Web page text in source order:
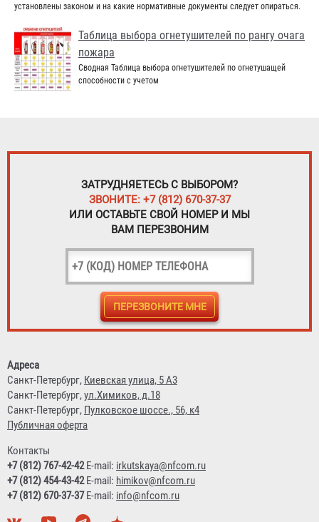
установлены законом и на какие нормативные документы следует опираться.
Таблица выбора огнетушителей по рангу очага
пожара
Сводная Таблица выбора огнетушителей по огнетушащей
способности с учетом
ЗАТРУДНЯЕТЕСЬ С ВЫБОРОМ?
ЗВОНИТЕ: +7 (812) 670-37-37
ИЛИ ОСТАВЬТЕ СВОЙ НОМЕР И МЫ
ВАМ ПЕРЕЗВОНИМ
Адреса
Санкт-Петербург, Киевская улица, 5 А3
Санкт-Петербург,ул.Химиков, д.18
Санкт-Петербург, Пулковское шоссе., 56, к4
Публичная оферта
Контакты
+7 (812) 767-42-42E-mail: irkutskaya@nfcom.ru
+7 (812) 454-43-42E-mail: himikov@nfcom.ru
+7 (812) 670-37-37E-mail: info@nfcom.ru